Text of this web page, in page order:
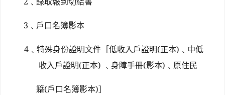
3 ﹑戶口名簿影本
4 ﹑特殊身份證明文件［低收入戶證明(正本)﹑中低
收入戶證明(正本) ﹑身障手冊(影本)﹑原住民
籍(戶口名簿影本)］